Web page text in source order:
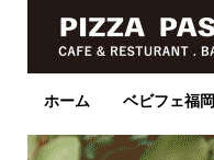
ホーム ベビフェ福岡